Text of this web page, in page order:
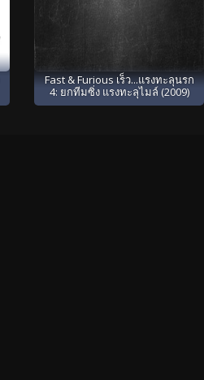
Fast & Furious เร็ว...แรงทะลุนรก
4: ยกทีมซิ่ง แรงทะลุไมล์ (2009)